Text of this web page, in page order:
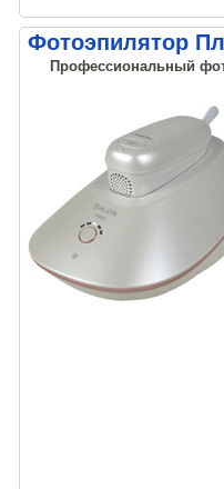
Фотоэпилятор
Профессиональный